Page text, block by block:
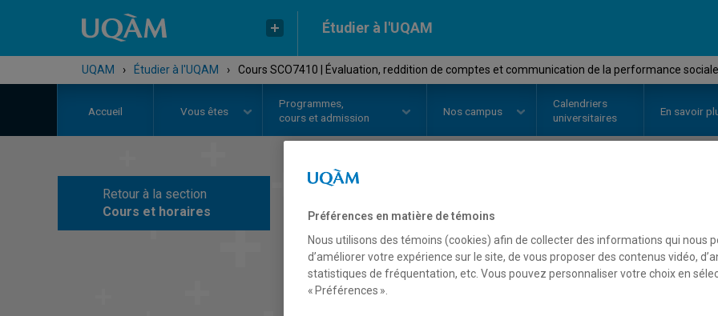
Étudier à l'UQAM
UQAM › Étudier à l'UQAM › Cours SCO7410 | Évaluation, reddition de comptes et communication de la performance
Accueil Vous êtes
Programmes,
cours et admission
Nos campus
Calendriers
universitaires
En savoir
Retour à la section
Cours et horaires
COURS// SCO7410
Évaluation,
communication de la
organisations
Préférences en matière de témoins
Nous utilisons des témoins (cookies) afin de collecter des informations qui nous
d’améliorer votre expérience sur le site, de vous proposer des contenus vidéo,
statistiques de fréquentation, etc. Vous pouvez personnaliser votre choix en
« Préférences ».